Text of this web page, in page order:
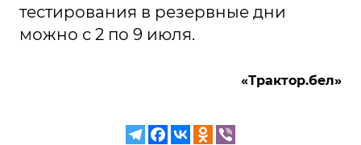
тестирования в резервные дни
можно с 2 по 9 июля.
«Трактор.бел»